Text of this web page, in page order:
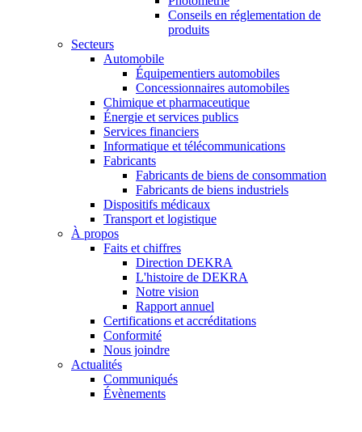
Conseils en réglementation de
produits
Secteurs
Automobile
Équipementiers automobiles
Concessionnaires automobiles
Chimique et pharmaceutique
Énergie et services publics
Services financiers
Informatique et télécommunications
Fabricants
Fabricants de biens de consommation
Fabricants de biens industriels
Dispositifs médicaux
Transport et logistique
À propos
Faits et chiffres
Direction DEKRA
L'histoire de DEKRA
Notre vision
Rapport annuel
Certifications et accréditations
Conformité
Nous joindre
Actualités
Communiqués
Évènements